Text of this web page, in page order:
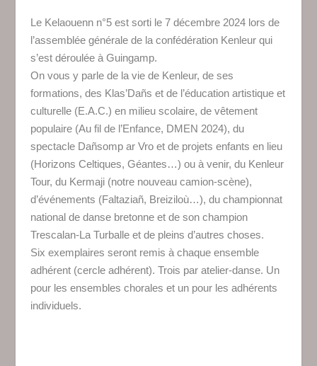
Le Kelaouenn n°5 est sorti le 7 décembre 2024 lors de
l’assemblée générale de la confédération Kenleur qui
s’est déroulée à Guingamp.
On vous y parle de la vie de Kenleur, de ses
formations, des Klas’Dañs et de l’éducation artistique et
culturelle (E.A.C.) en milieu scolaire, de vêtement
populaire (Au fil de l’Enfance, DMEN 2024), du
spectacle Dañsomp ar Vro et de projets enfants en lieu
(Horizons Celtiques, Géantes…) ou à venir, du Kenleur
Tour, du Kermaji (notre nouveau camion-scène),
d’événements (Faltaziañ, Breiziloù…), du championnat
national de danse bretonne et de son champion
Trescalan-La Turballe et de pleins d’autres choses.
Six exemplaires seront remis à chaque ensemble
adhérent (cercle adhérent). Trois par atelier-danse. Un
pour les ensembles chorales et un pour les adhérents
individuels.